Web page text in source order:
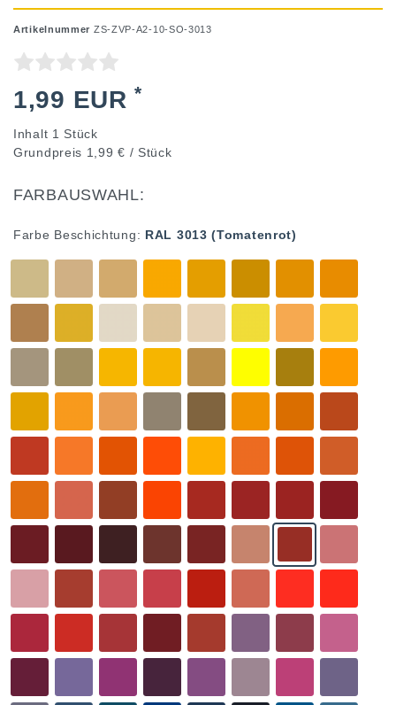
Artikelnummer ZS-ZVP-A2-10-SO-3013
1,99 EUR*
Inhalt 1 Stück
Grundpreis 1,99 € / Stück
FARBAUSWAHL:
Farbe Beschichtung: RAL 3013 (Tomatenrot)